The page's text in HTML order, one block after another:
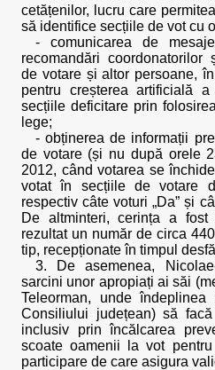
cetățenilor, lucru care
să identifice secțiile de vot cu
- comunicarea de
recomandări coordonatorilor
de votare și altor persoane,
pentru creșterea artificială
secțiile deficitare prin
lege;
- obținerea de informații
de votare (și nu după orele
2012, când votarea se
votat în secțiile de votare
respectiv câte voturi „Da” și
De altminteri, cerința a
rezultat un număr de circa
tip, recepționate în timpul
3. De asemenea,
sarcini unor apropiați ai săi
Teleorman, unde
Consiliului județean) să
inclusiv prin încălcarea
scoate oamenii la vot
participare de care asigura